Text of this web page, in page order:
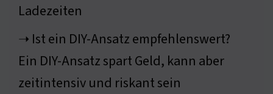
Ladezeiten
➝ Ist ein DIY-Ansatz empfehlenswert?
Ein DIY-Ansatz spart Geld, kann aber
zeitintensiv und riskant sein